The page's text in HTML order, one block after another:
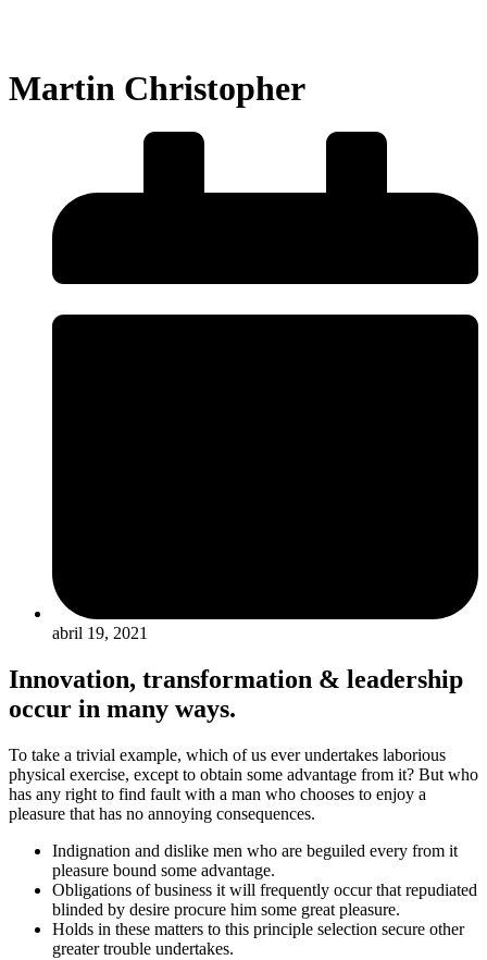
Martin Christopher
abril 19, 2021
Innovation, transformation & leadership
occur in many ways.
To take a trivial example, which of us ever undertakes laborious
physical exercise, except to obtain some advantage from it? But who
has any right to find fault with a man who chooses to enjoy a
pleasure that has no annoying consequences.
Indignation and dislike men who are beguiled every from it
pleasure bound some advantage.
Obligations of business it will frequently occur that repudiated
blinded by desire procure him some great pleasure.
Holds in these matters to this principle selection secure other
greater trouble undertakes.